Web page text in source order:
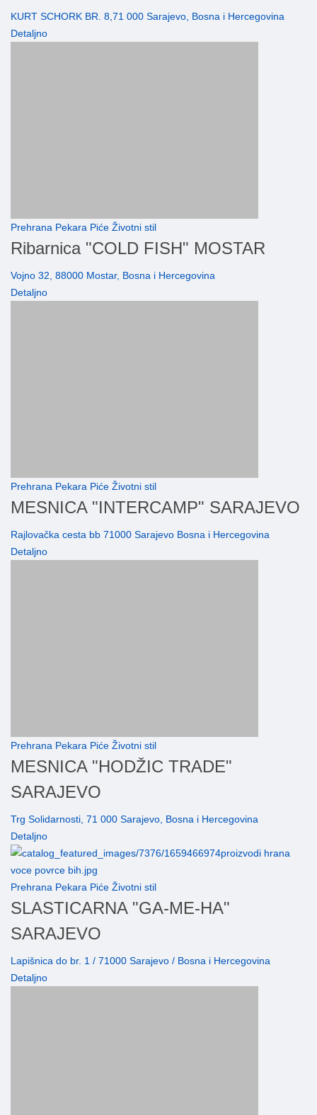
KURT SCHORK BR. 8,71 000 Sarajevo, Bosna i Hercegovina
Detaljno
Prehrana Pekara Piće Životni stil
Ribarnica "COLD FISH" MOSTAR
Vojno 32, 88000 Mostar, Bosna i Hercegovina
Detaljno
Prehrana Pekara Piće Životni stil
MESNICA "INTERCAMP" SARAJEVO
Rajlovačka cesta bb 71000 Sarajevo Bosna i Hercegovina
Detaljno
Prehrana Pekara Piće Životni stil
MESNICA "HODŽIC TRADE"
SARAJEVO
Trg Solidarnosti, 71 000 Sarajevo, Bosna i Hercegovina
Detaljno
Prehrana Pekara Piće Životni stil
SLASTICARNA "GA-ME-HA"
SARAJEVO
Lapišnica do br. 1 / 71000 Sarajevo / Bosna i Hercegovina
Detaljno